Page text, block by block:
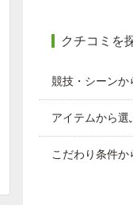
クチコミを
競技・シーンか
アイテムから選
こだわり条件か